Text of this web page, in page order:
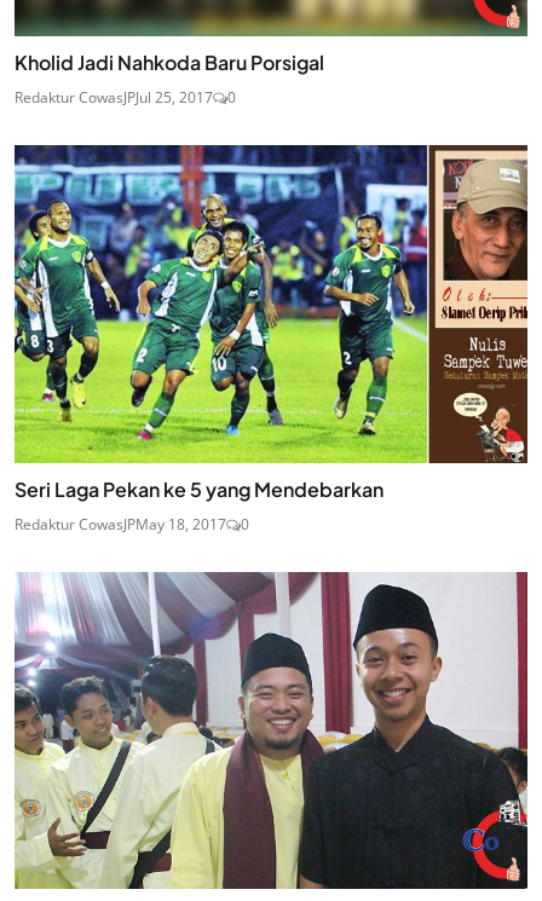
Kholid Jadi Nahkoda Baru Porsigal
Redaktur CowasJPJul 25, 2017 0
Seri Laga Pekan ke 5 yang Mendebarkan
Redaktur CowasJPMay 18, 2017 0